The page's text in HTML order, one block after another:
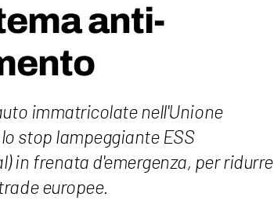
anti-
immatricolate nell'Unione
stop lampeggiante ESS
in frenata d'emergenza, per ridurre
europee.